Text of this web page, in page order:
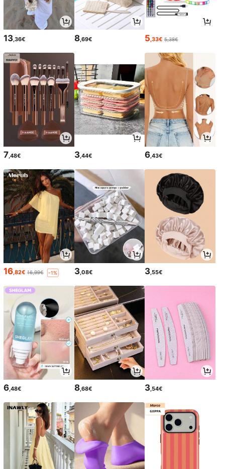
13 ,36€ 8,69€ 5 ,33€ 5,38€
7 ,48€ 3,44€ 6 ,43€
16,82€ 16,99€ -1% 3,08€ 3,55€
6,48€ 8,68€ 3,54€